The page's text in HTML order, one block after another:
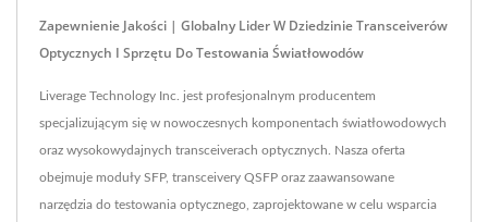
Zapewnienie Jakości | Globalny Lider W Dziedzinie Transceiverów
Optycznych I Sprzętu Do Testowania Światłowodów
Liverage Technology Inc. jest profesjonalnym producentem
specjalizującym się w nowoczesnych komponentach światłowodowych
oraz wysokowydajnych transceiverach optycznych. Nasza oferta
obejmuje moduły SFP, transceivery QSFP oraz zaawansowane
narzędzia do testowania optycznego, zaprojektowane w celu wsparcia